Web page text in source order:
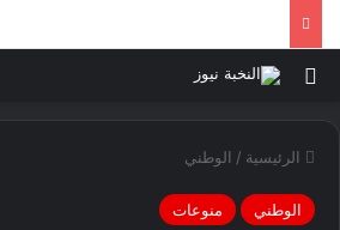
بحث عن
الرئيسية / الوطني
الوطني منوعات